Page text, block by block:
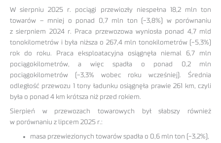
W sierpniu 2025 r. pociągi przewiozły niespełna 18,2 mln ton
towarów – mniej o ponad 0,7 mln ton (-3,8%) w porównaniu
z sierpniem 2024 r. Praca przewozowa wyniosła ponad 4,7 mld
tonokilometrów i była niższa o 267,4 mln tonokilometrów (-5,3%)
rok do roku. Praca eksploatacyjna osiągnęła niemal 6,7 mln
pociągokilometrów, a więc spadła o ponad 0,2 mln
pociągokilometrów (-3,3% wobec roku wcześniej). Średnia
odległość przewozu 1 tony ładunku osiągnęła prawie 261 km, czyli
była o ponad 4 km krótsza niż przed rokiem.
Sierpień w przewozach towarowych był słabszy również
w porównaniu z lipcem 2025 r.:
masa przewiezionych towarów spadła o 0,6 mln ton (-3,2%),